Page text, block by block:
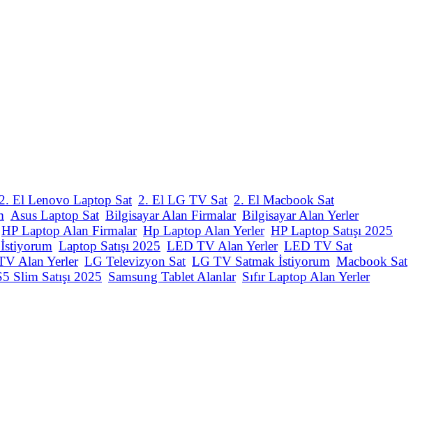
2. El Lenovo Laptop Sat 2. El LG TV Sat 2. El Macbook Sat
Asus Laptop Sat Bilgisayar Alan Firmalar Bilgisayar Alan Yerler
HP Laptop Alan Firmalar Hp Laptop Alan Yerler HP Laptop Satışı 2025
Laptop Satışı 2025 LED TV Alan Yerler LED TV Sat
Alan Yerler LG Televizyon Sat LG TV Satmak İstiyorum Macbook Sat
Slim Satışı 2025 Samsung Tablet Alanlar Sıfır Laptop Alan Yerler